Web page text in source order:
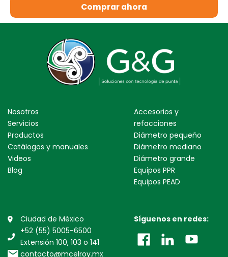
Comprar ahora
Nosotros
Servicios
Productos
Catálogos y manuales
Videos
Blog
Accesorios y
refacciones
Diámetro pequeño
Diámetro mediano
Diámetro grande
Equipos PPR
Equipos PEAD
Ciudad de México
+52 (55) 5005-6500
Extensión 100, 103 o 141
contacto@mcelroy.mx
Síguenos en redes: